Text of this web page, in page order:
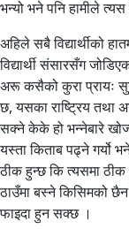
भन्यो भने पनि हामीले त्यस
अहिले सबै विद्यार्थीको
विद्यार्थी संसारसँग
अरू कसैको कुरा प्रायः
छ, यसका राष्ट्रिय तथा
सक्ने केके हो भन्नेबारे
यस्ता किताब पढ्ने गर्यो
ठीक हुन्छ कि त्यसमा
ठाउँमा बस्ने किसिमको
फाइदा हुन सक्छ ।